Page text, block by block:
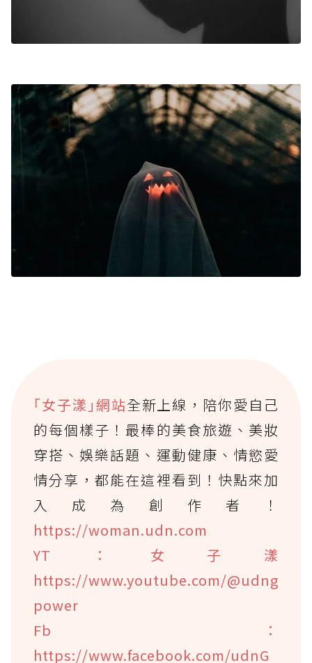
｢女子漾｣網站全新上線，陪你愛自己
的每個樣子！最棒的美食旅遊、美妝
穿搭、娛樂話題、運動健康、情慾愛
情分享，都能在這裡看到！快點來加
入成為創作者！
https://woman.udn.com
YT：女子漾
https://www.youtube.com/@udng
power
Fb：
https://www.facebook.com/udnG